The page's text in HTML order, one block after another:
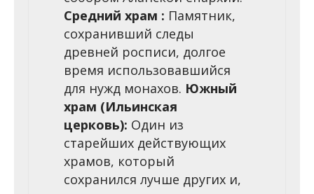
Средний храм : Памятник,
сохранивший следы
древней росписи, долгое
время использовавшийся
для нужд монахов. Южный
храм (Ильинская
церковь): Один из
старейших действующих
храмов, который
сохранился лучше других и,